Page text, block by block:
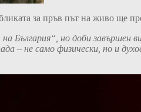
за пръв път на живо ще
България“, но доби завършен
– не само физически, но и